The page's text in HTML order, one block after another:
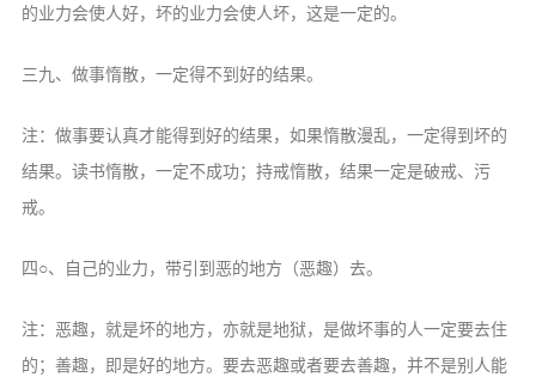
法音宣流
音频视频
弘法书籍
弘法活动
西园法讯
皈依斋戒
的业力会使人好，坏的业力会使人坏，这是一定的。
三九、做事惰散，一定得不到好的结果。
注：做事要认真才能得到好的结果，如果惰散漫乱，一定得到坏的
结果。读书惰散，一定不成功；持戒惰散，结果一定是破戒、污
戒。
四○、自己的业力，带引到恶的地方（恶趣）去。
注：恶趣，就是坏的地方，亦就是地狱，是做坏事的人一定要去住
的；善趣，即是好的地方。要去恶趣或者要去善趣，并不是别人能